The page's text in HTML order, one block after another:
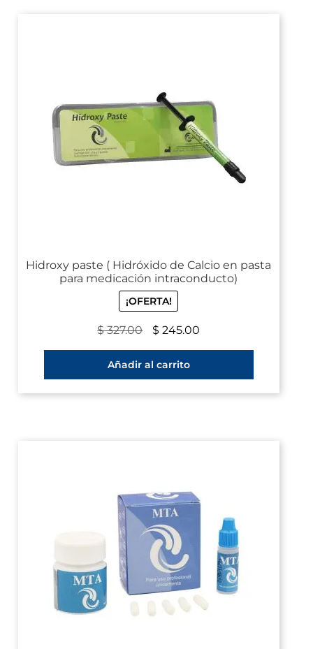
Hidroxy paste ( Hidróxido de Calcio en pasta
para medicación intraconducto)
¡OFERTA!
$327.00 $ 245.00
Añadir al carrito